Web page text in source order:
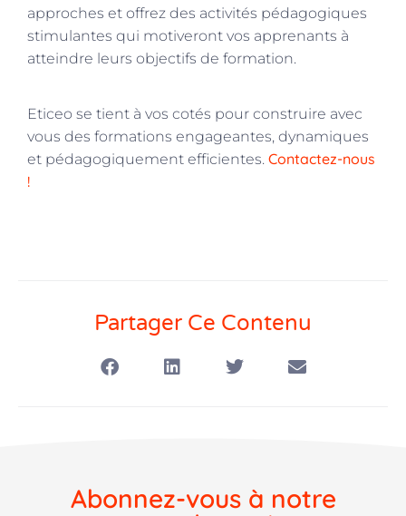
approches et offrez des activités pédagogiques
stimulantes qui motiveront vos apprenants à
atteindre leurs objectifs de formation.
Eticeo se tient à vos cotés pour construire avec
vous des formations engageantes, dynamiques
et pédagogiquement efficientes. Contactez-nous
!
Partager Ce Contenu
Abonnez-vous à notre